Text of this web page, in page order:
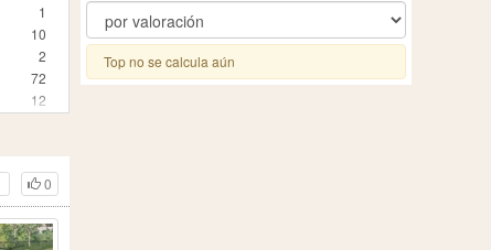
1
10
2
72
12
3
1
210
0
Top no se calcula aún